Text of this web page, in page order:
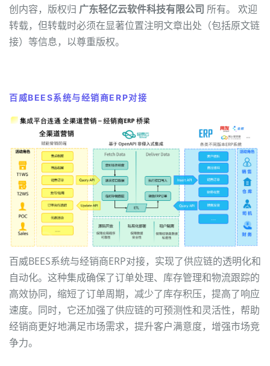
创内容，版权归 广东轻亿云软件科技有限公司 所有。 欢迎
转载，但转载时必须在显著位置注明文章出处（包括原文链
接）等信息，以尊重版权。
百威BEES系统与经销商ERP对接
百威BEES系统与经销商ERP对接，实现了供应链的透明化和
自动化。这种集成确保了订单处理、库存管理和物流跟踪的
高效协同，缩短了订单周期，减少了库存积压，提高了响应
速度。同时，它还加强了供应链的可预测性和灵活性，帮助
经销商更好地满足市场需求，提升客户满意度，增强市场竞
争力。